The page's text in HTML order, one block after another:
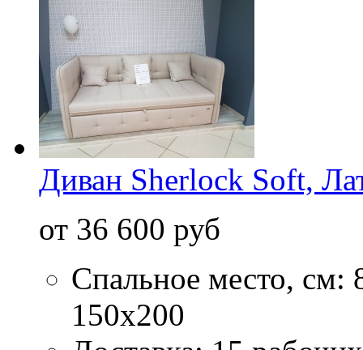
Диван Sherlock Soft,
от 36 600 руб
Спальное место, см:
150х200